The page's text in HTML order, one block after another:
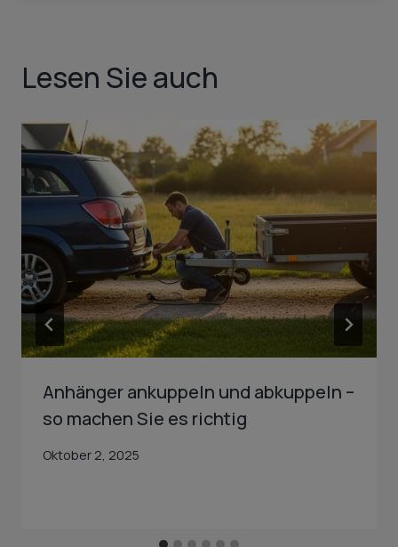
Lesen Sie auch
Anhänger ankuppeln und abkuppeln –
so machen Sie es richtig
Oktober 2, 2025